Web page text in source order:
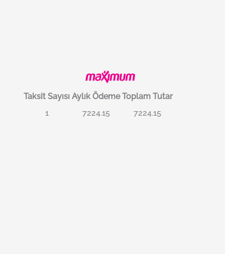
Taksit Sayısı Aylık Ödeme Toplam Tutar
1
7224.15 7224.15